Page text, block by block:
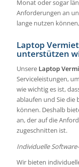
Monat oder sogar
Anforderungen an
lange nutzen
Laptop
unterstützen
Unsere Laptop
Serviceleistungen,
wie wichtig es ist,
ablaufen und Sie
können. Deshalb
an, der auf die
zugeschnitten ist.
Individuelle
Wir bieten